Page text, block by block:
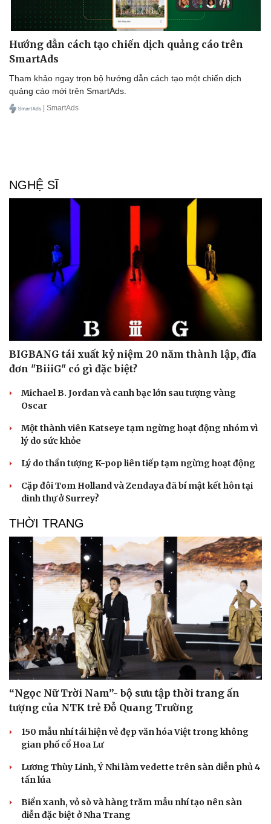
Du lịch
Săn Tour
Podcast
Đọc truyện đêm khuya
Kể chuyện cho bé
Hướng dẫn cách tạo chiến dịch quảng cáo trên
SmartAds
Tham khảo ngay trọn bộ hướng dẫn cách tạo một chiến dịch
quảng cáo mới trên SmartAds.
| SmartAds
NGHỆ SĨ
BIGBANG tái xuất kỷ niệm 20 năm thành lập, đĩa
đơn "BiiiG" có gì đặc biệt?
Michael B. Jordan và canh bạc lớn sau tượng vàng
Oscar
Một thành viên Katseye tạm ngừng hoạt động nhóm vì
lý do sức khỏe
Lý do thần tượng K-pop liên tiếp tạm ngừng hoạt động
Cặp đôi Tom Holland và Zendaya đã bí mật kết hôn tại
dinh thự ở Surrey?
THỜI TRANG
“Ngọc Nữ Trời Nam”- bộ sưu tập thời trang ấn
tượng của NTK trẻ Đỗ Quang Trường
150 mẫu nhí tái hiện vẻ đẹp văn hóa Việt trong không
gian phố cổ Hoa Lư
Lương Thùy Linh, Ý Nhi làm vedette trên sàn diễn phủ 4
tấn lúa
Biển xanh, vỏ sò và hàng trăm mẫu nhí tạo nên sàn
diễn đặc biệt ở Nha Trang